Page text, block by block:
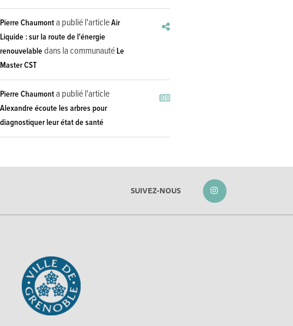
Pierre Chaumonta publié l'articleAir
Liquide : sur la route de l'énergie
renouvelabledans la communautéLe
Master CST
Pierre Chaumonta publié l'article
Alexandre écoute les arbres pour
diagnostiquer leur état de santé
SUIVEZ-NOUS